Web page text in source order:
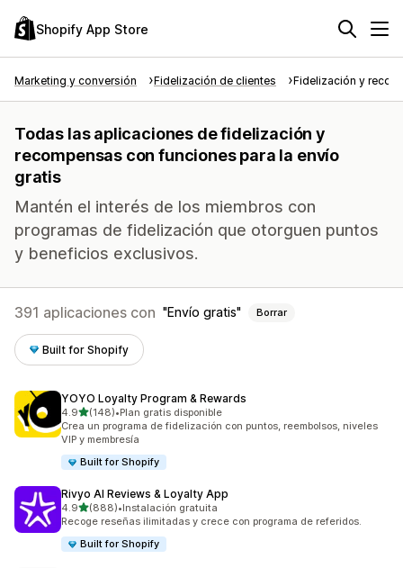
Shopify App Store
Marketing y conversión Fidelización de clientes Fidelización y
Todas las aplicaciones de fidelización y
recompensas con funciones para la envío
gratis
Mantén el interés de los miembros con
programas de fidelización que otorguen puntos
y beneficios exclusivos.
391 aplicaciones con Envío gratis Borrar
Built for Shopify
YOYO Loyalty Program & Rewards
4.9de 5 estrellas
(148)
148 reseñas en total
•Plan gratis disponible
Crea un programa de fidelización con puntos, reembolsos, niveles
VIP y membresía
Built for Shopify
Rivyo AI Reviews & Loyalty App
4.9de 5 estrellas
(888)
888 reseñas en total
•Instalación gratuita
Recoge reseñas ilimitadas y crece con programa de referidos.
Built for Shopify